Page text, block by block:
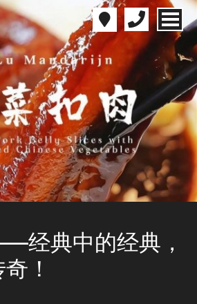
经典中的经典，
！